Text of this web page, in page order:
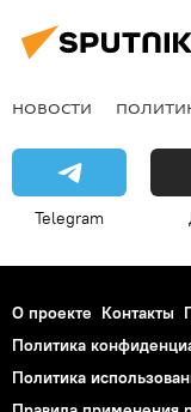
НОВОСТИ
Telegram
О проекте Контакты
Политика
Политика